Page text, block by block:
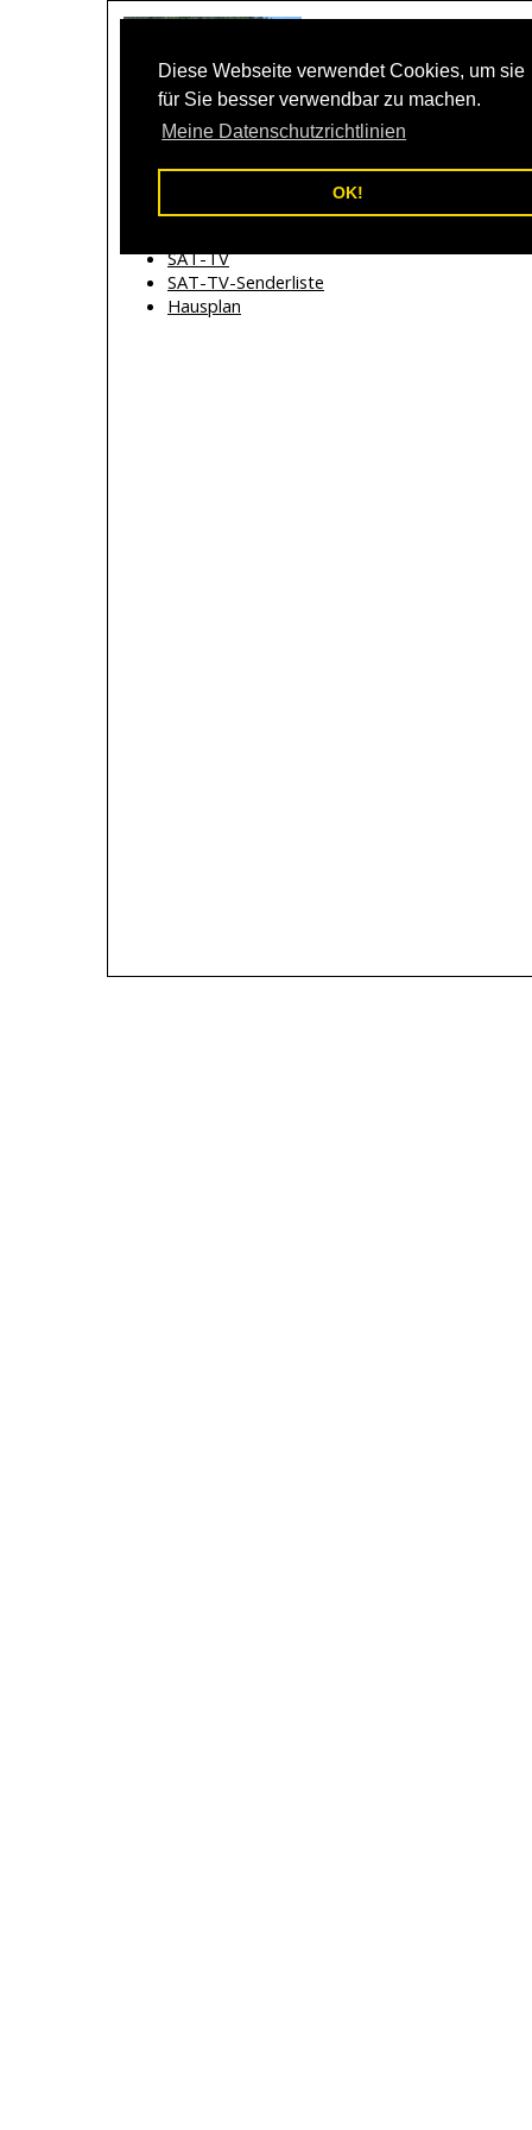
Diese Webseite verwendet Cookies, um sie
für Sie besser verwendbar zu machen.
Meine Datenschutzrichtlinien
OK!
Home Buchen
Einrichtung
Inventar
SAT-TV
SAT-TV-Senderliste
Hausplan